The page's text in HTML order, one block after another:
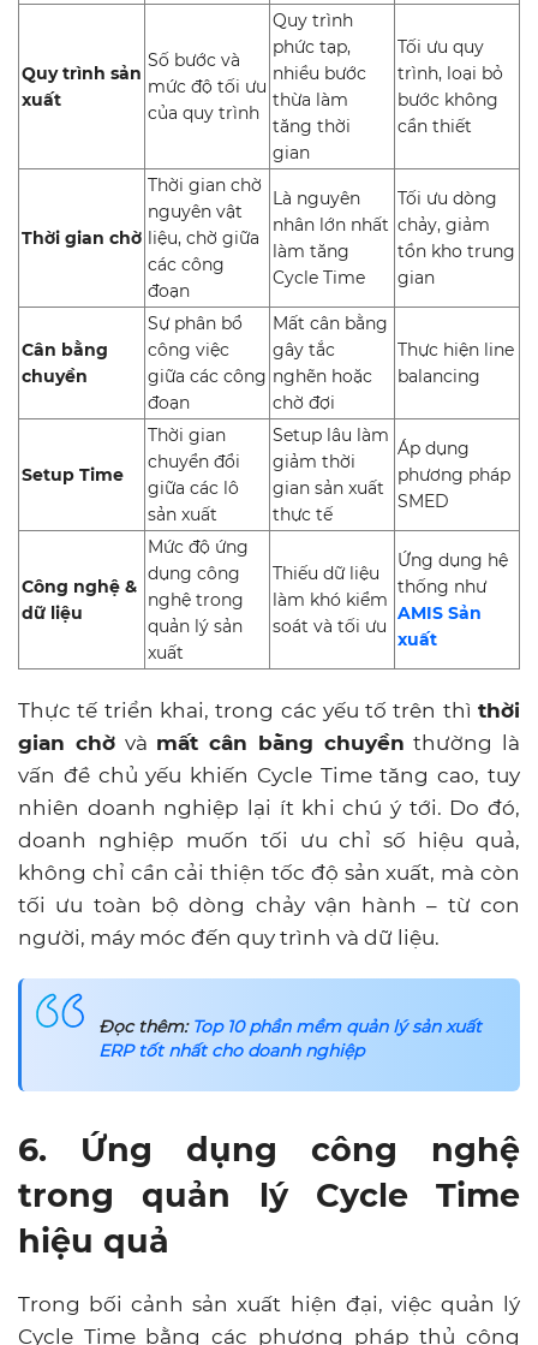
Quy trình sản
xuất
Số bước và
mức độ tối ưu
của quy trình
Quy trình
phức tạp,
nhiều bước
thừa làm
tăng thời
gian
Tối ưu quy
trình, loại bỏ
bước không
cần thiết
Thời gian chờ
Thời gian chờ
nguyên vật
liệu, chờ giữa
các công
đoạn
Là nguyên
nhân lớn nhất
làm tăng
Cycle Time
Tối ưu dòng
chảy, giảm
tồn kho trung
gian
Cân bằng
chuyền
Sự phân bổ
công việc
giữa các công
đoạn
Mất cân bằng
gây tắc
nghẽn hoặc
chờ đợi
Thực hiện line
balancing
Setup Time
Thời gian
chuyển đổi
giữa các lô
sản xuất
Setup lâu làm
giảm thời
gian sản xuất
thực tế
Áp dụng
phương pháp
SMED
Công nghệ &
dữ liệu
Mức độ ứng
dụng công
nghệ trong
quản lý sản
xuất
Thiếu dữ liệu
làm khó kiểm
soát và tối ưu
Ứng dụng hệ
thống như
AMIS Sản
xuất
Thực tế triển khai, trong các yếu tố trên thì thời
gian chờvà mất cân bằng chuyền thường là
vấn đề chủ yếu khiến Cycle Time tăng cao, tuy
nhiên doanh nghiệp lại ít khi chú ý tới. Do đó,
doanh nghiệp muốn tối ưu chỉ số hiệu quả,
không chỉ cần cải thiện tốc độ sản xuất, mà còn
tối ưu toàn bộ dòng chảy vận hành – từ con
người, máy móc đến quy trình và dữ liệu.
Đọc thêm: Top 10 phần mềm quản lý sản xuất
ERP tốt nhất cho doanh nghiệp
6. Ứng dụng công nghệ
trong quản lý Cycle Time
hiệu quả
Trong bối cảnh sản xuất hiện đại, việc quản lý
Cycle Time bằng các phương pháp thủ công